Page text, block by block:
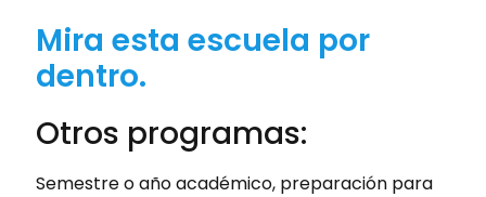
Mira esta escuela por
dentro.
Otros programas:
Semestre o año académico, preparación para